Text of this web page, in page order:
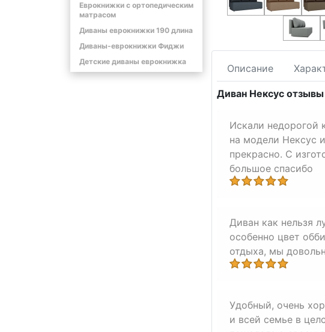
Еврокнижки с ортопедическим
матрасом
Диваны еврокнижки 190 длина
Диваны-еврокнижки Фиджи
Детские диваны еврокнижка
Описание
Диван Нексус
Искали недорогой
на модели Нексус
прекрасно. С
большое спасибо
Диван как нельзя
особенно цвет
отдыха, мы
Удобный, очень
и всей семье в